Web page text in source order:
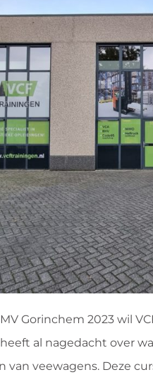
Gorinchem 2023 wil
al nagedacht over
veewagens. Deze